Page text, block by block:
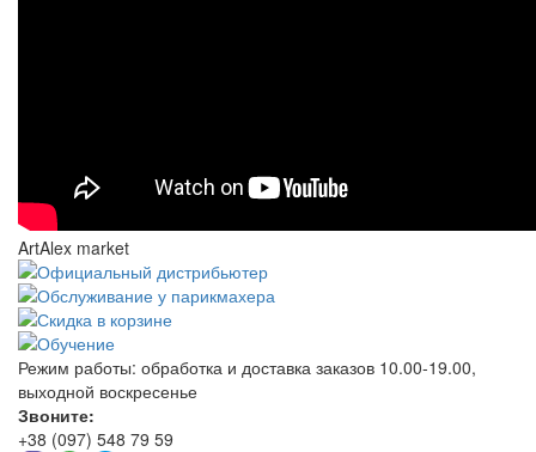
ArtAlex market
Режим работы: обработка и доставка заказов 10.00-19.00,
выходной воскресенье
Звоните:
+38 (097) 548 79 59